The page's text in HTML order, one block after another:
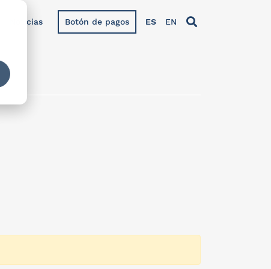
Noticias Botón de pagos ES EN